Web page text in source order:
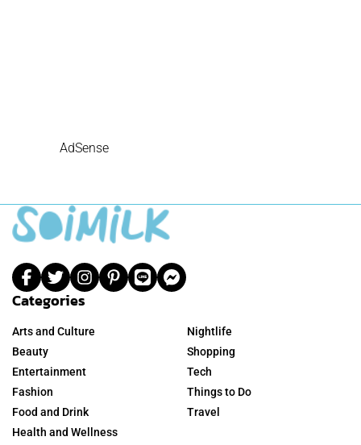
AdSense
Categories
Arts and Culture
Beauty
Entertainment
Fashion
Food and Drink
Health and Wellness
Nightlife
Shopping
Tech
Things to Do
Travel